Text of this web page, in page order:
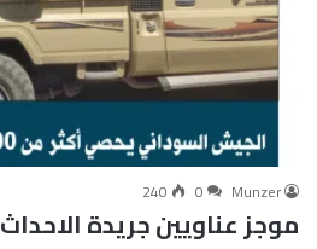
Munzer
0
240
موجز عناويين جريدة الاحداث 5 اغسطس 2026